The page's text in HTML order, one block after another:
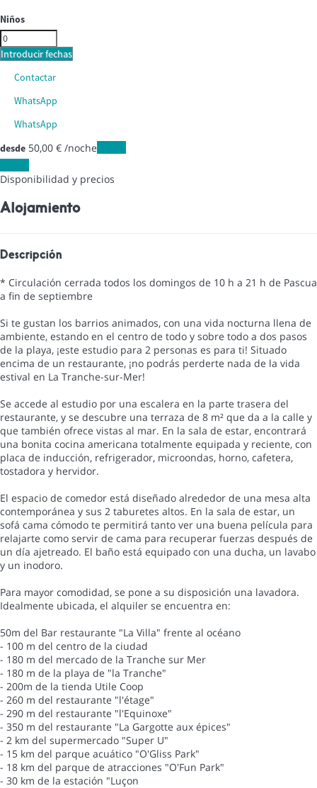
Niños
Introducir fechas
Contactar
WhatsApp
WhatsApp
desde 50,00 € /noche
Disponibilidad y precios
Alojamiento
Descripción
* Circulación cerrada todos los domingos de 10 h a 21 h de Pascua
a fin de septiembre
Si te gustan los barrios animados, con una vida nocturna llena de
ambiente, estando en el centro de todo y sobre todo a dos pasos
de la playa, ¡este estudio para 2 personas es para ti! Situado
encima de un restaurante, ¡no podrás perderte nada de la vida
estival en La Tranche-sur-Mer!
Se accede al estudio por una escalera en la parte trasera del
restaurante, y se descubre una terraza de 8 m² que da a la calle y
que también ofrece vistas al mar. En la sala de estar, encontrará
una bonita cocina americana totalmente equipada y reciente, con
placa de inducción, refrigerador, microondas, horno, cafetera,
tostadora y hervidor.
El espacio de comedor está diseñado alrededor de una mesa alta
contemporánea y sus 2 taburetes altos. En la sala de estar, un
sofá cama cómodo te permitirá tanto ver una buena película para
relajarte como servir de cama para recuperar fuerzas después de
un día ajetreado. El baño está equipado con una ducha, un lavabo
y un inodoro.
Para mayor comodidad, se pone a su disposición una lavadora.
Idealmente ubicada, el alquiler se encuentra en:
50m del Bar restaurante "La Villa" frente al océano
- 100 m del centro de la ciudad
- 180 m del mercado de la Tranche sur Mer
- 180 m de la playa de "la Tranche"
- 200m de la tienda Utile Coop
- 260 m del restaurante "l'étage"
- 290 m del restaurante "l'Equinoxe"
- 350 m del restaurante "La Gargotte aux épices"
- 2 km del supermercado "Super U"
- 15 km del parque acuático "O'Gliss Park"
- 18 km del parque de atracciones "O'Fun Park"
- 30 km de la estación "Luçon